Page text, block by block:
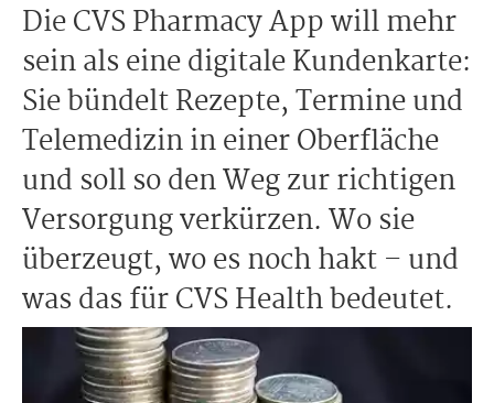
Die CVS Pharmacy App will mehr
sein als eine digitale Kundenkarte:
Sie bündelt Rezepte, Termine und
Telemedizin in einer Oberfläche
und soll so den Weg zur richtigen
Versorgung verkürzen. Wo sie
überzeugt, wo es noch hakt – und
was das für CVS Health bedeutet.